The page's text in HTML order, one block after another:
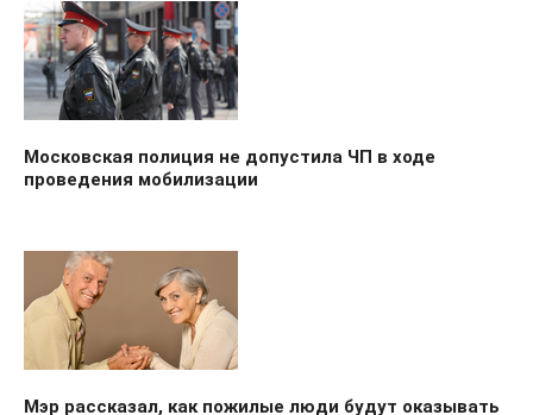
Московская полиция не допустила ЧП в ходе
проведения мобилизации
Мэр рассказал, как пожилые люди будут оказывать